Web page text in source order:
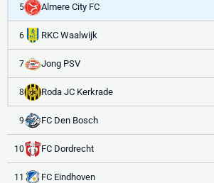
5 Almere City FC
6 RKC Waalwijk
7 Jong PSV
8 Roda JC Kerkrade
9 FC Den Bosch
10 FC Dordrecht
11 FC Eindhoven